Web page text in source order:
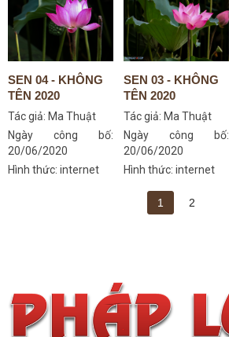
SEN 04 - KHÔNG
TÊN 2020
Tác giả: Ma Thuật
Ngày công bố:
20/06/2020
Hình thức: internet
SEN 03 - KHÔNG
TÊN 2020
Tác giả: Ma Thuật
Ngày công bố:
20/06/2020
Hình thức: internet
1 2